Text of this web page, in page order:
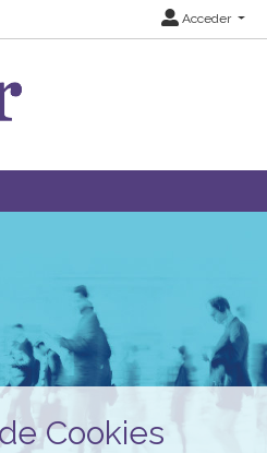
Acceder
Cookies